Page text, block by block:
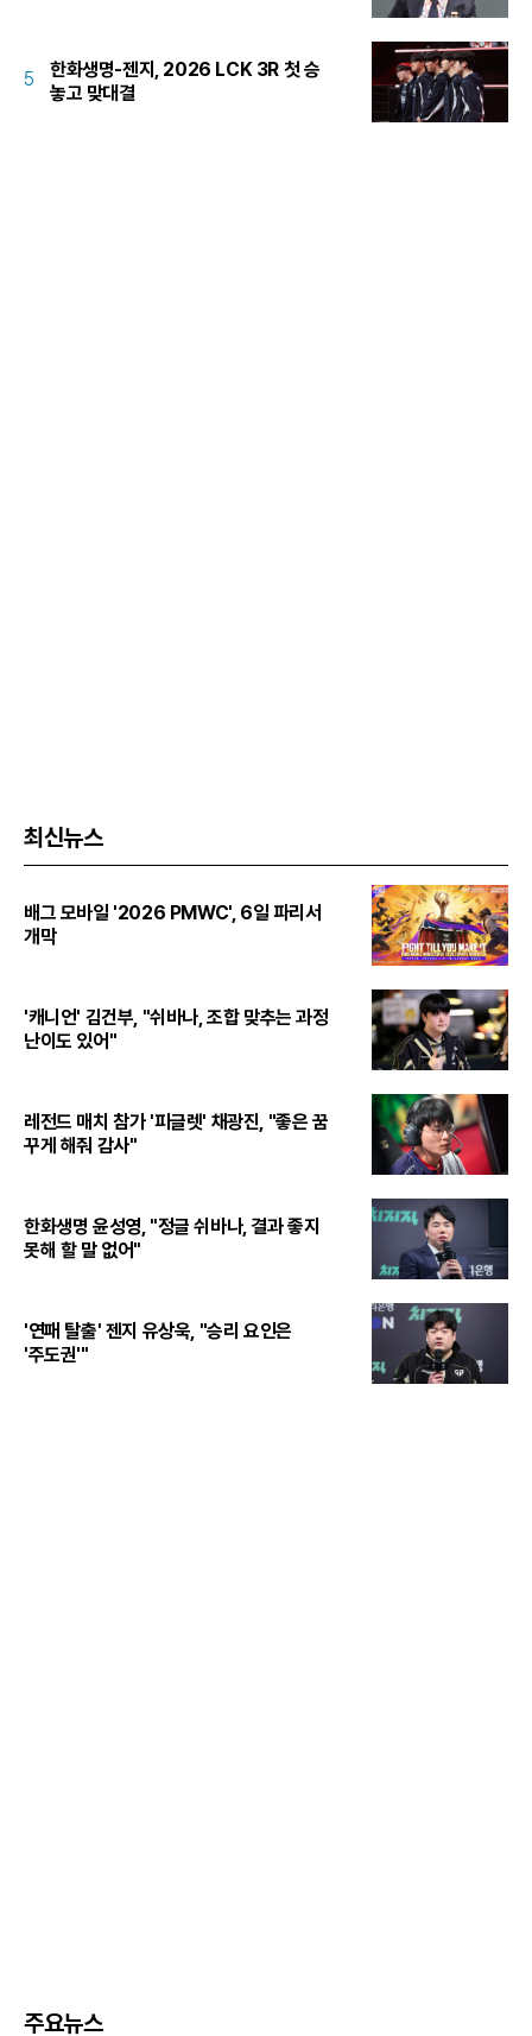
5
한화생명-젠지, 2026 LCK 3R 첫 승
놓고 맞대결
최신뉴스
배그 모바일 '2026 PMWC', 6일 파리서
개막
'캐니언' 김건부, "쉬바나, 조합 맞추는 과정
난이도 있어"
레전드 매치 참가 '피글렛' 채광진, "좋은 꿈
꾸게 해줘 감사"
한화생명 윤성영, "정글 쉬바나, 결과 좋지
못해 할 말 없어"
'연패 탈출' 젠지 유상욱, "승리 요인은
'주도권'"
주요뉴스